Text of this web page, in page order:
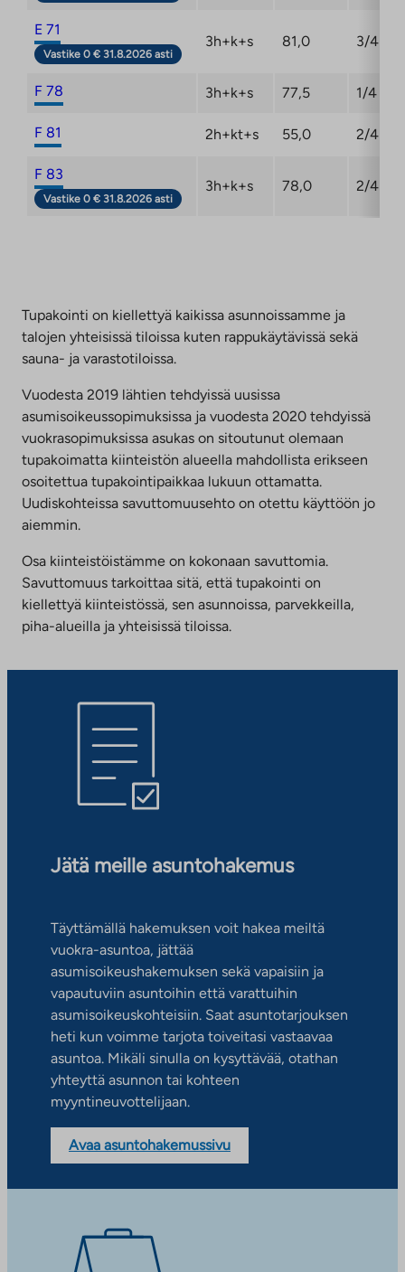
E 71
Vastike 0 € 31.8.2026 asti
3h+k+s 81,0 3/4
F 78 3h+k+s 77,5 1/4
F 81 2h+kt+s 55,0 2/4
F 83
Vastike 0 € 31.8.2026 asti
3h+k+s 78,0 2/4
Tupakointi on kiellettyä kaikissa asunnoissamme ja
talojen yhteisissä tiloissa kuten rappukäytävissä sekä
sauna- ja varastotiloissa.
Vuodesta 2019 lähtien tehdyissä uusissa
asumisoikeussopimuksissa ja vuodesta 2020 tehdyissä
vuokrasopimuksissa asukas on sitoutunut olemaan
tupakoimatta kiinteistön alueella mahdollista erikseen
osoitettua tupakointipaikkaa lukuun ottamatta.
Uudiskohteissa savuttomuusehto on otettu käyttöön jo
aiemmin.
Osa kiinteistöistämme on kokonaan savuttomia.
Savuttomuus tarkoittaa sitä, että tupakointi on
kiellettyä kiinteistössä, sen asunnoissa, parvekkeilla,
piha-alueilla ja yhteisissä tiloissa.
Jätä meille asuntohakemus
Täyttämällä hakemuksen voit hakea meiltä
vuokra-asuntoa, jättää
asumisoikeushakemuksen sekä vapaisiin ja
vapautuviin asuntoihin että varattuihin
asumisoikeuskohteisiin. Saat asuntotarjouksen
heti kun voimme tarjota toiveitasi vastaavaa
asuntoa. Mikäli sinulla on kysyttävää, otathan
yhteyttä asunnon tai kohteen
myyntineuvottelijaan.
Avaa asuntohakemussivu